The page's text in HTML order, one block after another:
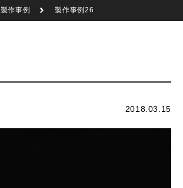
製作事例 製作事例26
2018.03.15